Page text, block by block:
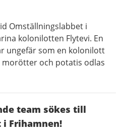
Omställningslabbet i
kolonilotten Flytevi. En
ungefär som en kolonilott
och potatis odlas
team sökes till
Frihamnen!